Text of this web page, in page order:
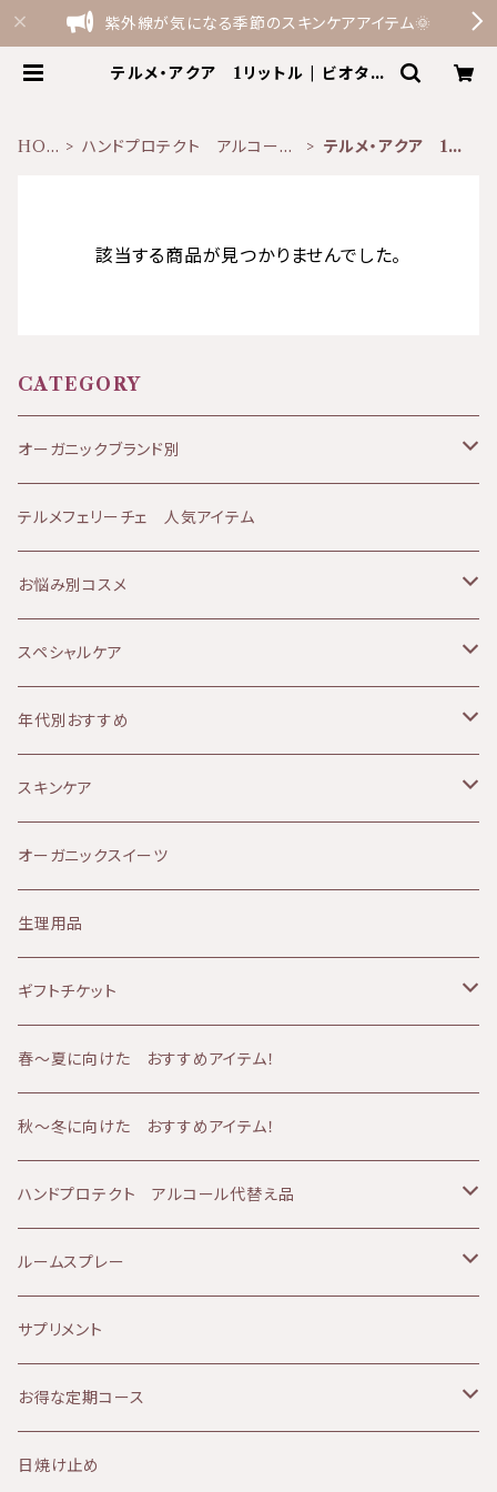
紫外線が気になる季節のスキンケアアイテム🌞
テルメ・アクア 1リットル | ビオタイ
HO
ハンドプロテクト アルコール
テルメ・アクア 1リ
該当する商品が見つかりませんでした。
CATEGORY
オーガニックブランド別
JANESCE（ジャネス）
ATHANOR（アタノール）
Soluna（ソルーナ）
MOON PEACH（ムーンピーチ）
アルガンオイル
Provida（プロヴィダ）
華布
山燕庵
AMBESSA & CO（アンベッサアンドコー）
yuica（ユイカ）
sisiFILLE （シシフィーユ）
Aroma France（アロマフランス）
HEMP FOREST（ヘンプフォレスト）
le sens (ルサンス）
NATURALCOSMO(ナチュラルコスモ）
テルメフェリーチェ 人気アイテム
お悩み別コスメ
乾燥肌
オイリー肌
敏感肌
赤み肌
ニキビ肌
くすみ肌
アトピー肌
エイジング肌
日焼け肌
美白、シミ
しわ、ハリ、たるみ
痒み
デトックス
スペシャルケア
ボディケア
リップケア
マタニティケア
シャンプー
シャワーアイテム
メンズケア
冷え
ベビーアイテム
エッセンシャルオイル
ファンデーション
ヘアケア
ヘルスケア
年代別おすすめ
10代
20代
30代
40代
50代
60代
スキンケア
クレンジング
ミルククレンジング
化粧水
オイル
バーム
クリーム
美容液
乳液
アイクリーム
パック
フラワーウォーター
オーガニックスイーツ
生理用品
ギフトチケット
フェイシャルコース
60分コース
90分コース
ボディコース
60分コース
90分コース
ボディ＆フェイシャルコース
春〜夏に向けた おすすめアイテム！
秋～冬に向けた おすすめアイテム！
ハンドプロテクト アルコール代替え品
テルメ・アクア 1リットル
テルメ・アクア 80ミリ
テルメ・アクア ハンドケアジェル
ルームスプレー
マスクスプレー
サプリメント
お得な定期コース
KIRI
日焼け止め